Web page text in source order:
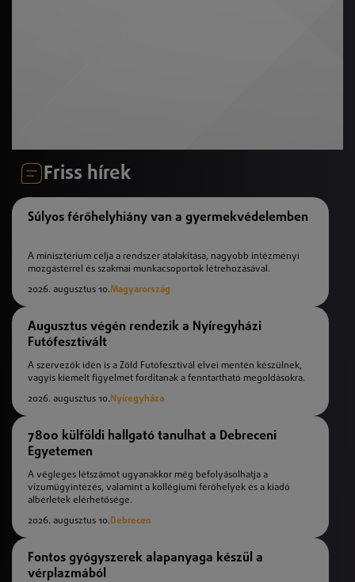
Friss hírek
Súlyos férőhelyhiány van a gyermekvédelemben
A minisztérium célja a rendszer átalakítása, nagyobb intézményi
mozgástérrel és szakmai munkacsoportok létrehozásával.
2026. augusztus 10.Magyarország
Augusztus végén rendezik a Nyíregyházi
Futófesztivált
A szervezők idén is a Zöld Futófesztivál elvei mentén készülnek,
vagyis kiemelt figyelmet fordítanak a fenntartható megoldásokra.
2026. augusztus 10. Nyíregyháza
7800 külföldi hallgató tanulhat a Debreceni
Egyetemen
A végleges létszámot ugyanakkor még befolyásolhatja a
vízumügyintézés, valamint a kollégiumi férőhelyek és a kiadó
albérletek elérhetősége.
2026. augusztus 10.Debrecen
Fontos gyógyszerek alapanyaga készül a
vérplazmából